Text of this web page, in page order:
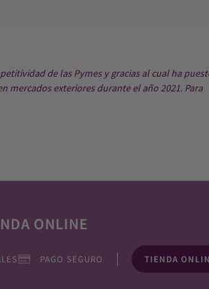
de las Pymes y gracias al cual ha
exteriores durante el año 2021. Para
ONLINE
PAGO SEGURO TIENDA